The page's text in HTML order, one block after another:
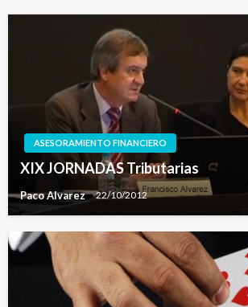
ASESORAMIENTO FINANCIERO
XIX JORNADAS Tributarias
Paco Alvarez 22/10/2012